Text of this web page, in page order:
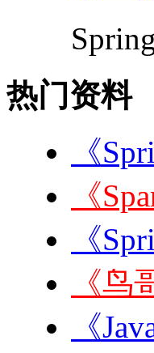
热门资料
《
《
《
《
《